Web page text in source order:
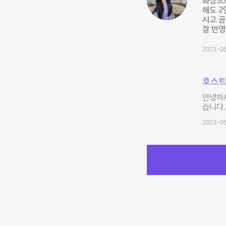
해도 2
시고
잘 반
2023-
호스
안녕하
습니다
2023-